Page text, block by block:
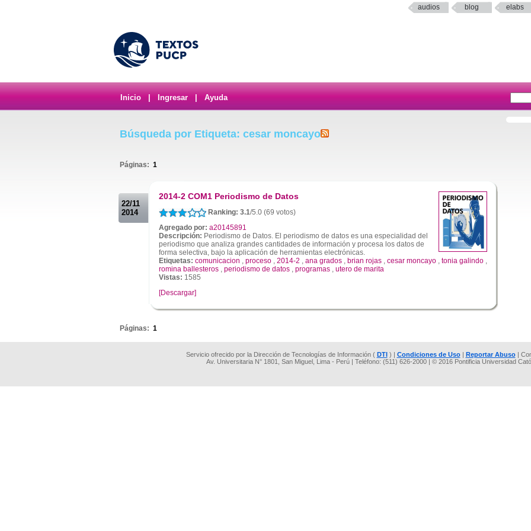
audios blog elabs
Inicio Ingresar Ayuda
Búsqueda por Etiqueta: cesar moncayo
Páginas: 1
22/11
2014
2014-2 COM1 Periodismo de Datos
Ranking: 3.1/5.0 (69 votos)
Agregado por: a20145891
Descripción: Periodismo de Datos. El periodismo de datos es una especialidad del
periodismo que analiza grandes cantidades de información y procesa los datos de
forma selectiva, bajo la aplicación de herramientas electrónicas.
Etiquetas: comunicacion , proceso , 2014-2 , ana grados , brian rojas , cesar moncayo , tonia galindo ,
romina ballesteros , periodismo de datos , programas , utero de marita
Vistas: 1585
[Descargar]
Páginas: 1
Servicio ofrecido por la Dirección de Tecnologías de Información ( DTI) | Condiciones de Uso| Reportar Abuso|
Av. Universitaria N° 1801, San Miguel, Lima - Perú | Teléfono: (511) 626-2000 | © 2016 Pontificia Universidad